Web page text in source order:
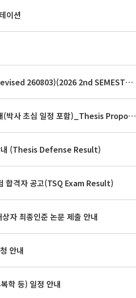
이션
2026학년도 2학기 보건대학원 강의시간표(revised 260803)(2026 2nd SEMESTER SNU GSPH TIMETABLE)
2026학년도 2학기 논문작성계획서 제출 안내(박사 초심 일정 포함)_Thesis Proposal
내 (Thesis Defense Result)
합격자 공고(TSQ Exam Result)
자 최종인준 논문 제출 안내
안내
학 등) 일정 안내